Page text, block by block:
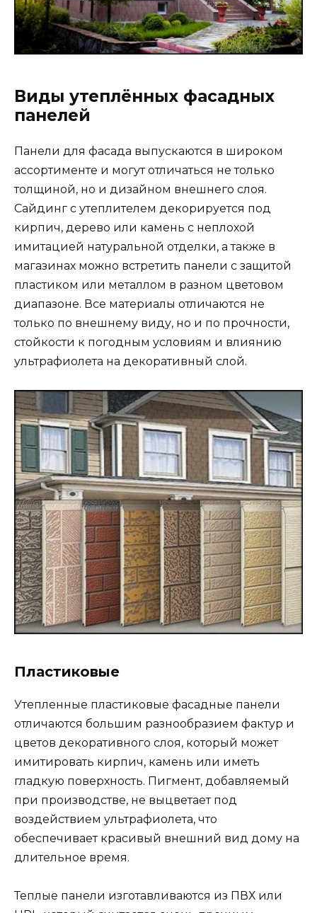
Виды утеплённых фасадных
панелей
Панели для фасада выпускаются в широком
ассортименте и могут отличаться не только
толщиной, но и дизайном внешнего слоя.
Сайдинг с утеплителем декорируется под
кирпич, дерево или камень с неплохой
имитацией натуральной отделки, а также в
магазинах можно встретить панели с защитой
пластиком или металлом в разном цветовом
диапазоне. Все материалы отличаются не
только по внешнему виду, но и по прочности,
стойкости к погодным условиям и влиянию
ультрафиолета на декоративный слой.
Пластиковые
Утепленные пластиковые фасадные панели
отличаются большим разнообразием фактур и
цветов декоративного слоя, который может
имитировать кирпич, камень или иметь
гладкую поверхность. Пигмент, добавляемый
при производстве, не выцветает под
воздействием ультрафиолета, что
обеспечивает красивый внешний вид дому на
длительное время.
Теплые панели изготавливаются из ПВХ или